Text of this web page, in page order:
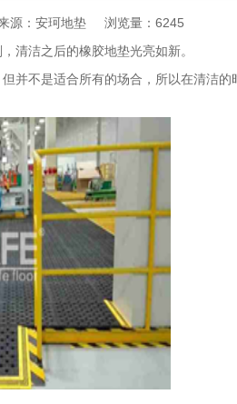
源：安珂地垫
浏览量：6245
洁之后的橡胶地垫光亮如新。
不是适合所有的场合，所以在清洁的